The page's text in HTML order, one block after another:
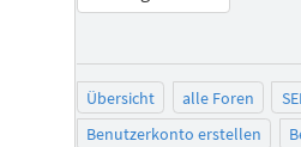
Übersicht alle Foren
Benutzerkonto erstellen